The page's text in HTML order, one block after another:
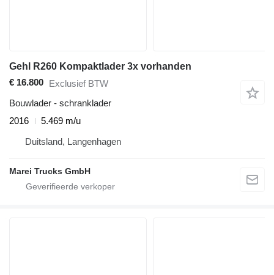
Gehl R260 Kompaktlader 3x vorhanden
€ 16.800 Exclusief BTW
Bouwlader - schranklader
2016
5.469 m/u
Duitsland, Langenhagen
Marei Trucks GmbH